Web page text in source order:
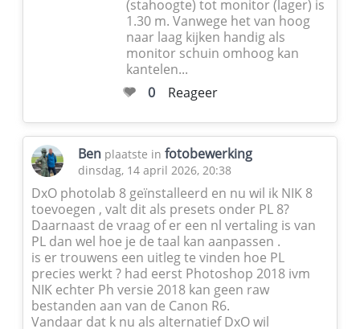
(stahoogte) tot monitor (lager) is
1.30 m. Vanwege het van hoog
naar laag kijken handig als
monitor schuin omhoog kan
kantelen...
0
Reageer
Ben plaatste in fotobewerking
dinsdag, 14 april 2026, 20:38
DxO photolab 8 geïnstalleerd en nu wil ik NIK 8
toevoegen , valt dit als presets onder PL 8?
Daarnaast de vraag of er een nl vertaling is van
PL dan wel hoe je de taal kan aanpassen .
is er trouwens een uitleg te vinden hoe PL
precies werkt ? had eerst Photoshop 2018 ivm
NIK echter Ph versie 2018 kan geen raw
bestanden aan van de Canon R6.
Vandaar dat k nu als alternatief DxO wil